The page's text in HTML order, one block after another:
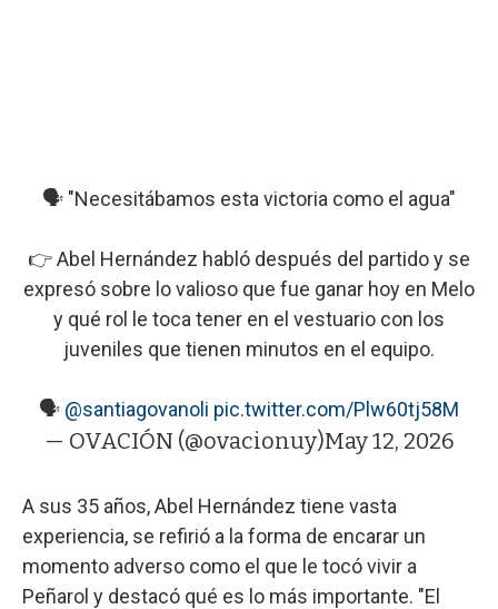
🗣️ "Necesitábamos esta victoria como el agua"
👉 Abel Hernández habló después del partido y se
expresó sobre lo valioso que fue ganar hoy en Melo
y qué rol le toca tener en el vestuario con los
juveniles que tienen minutos en el equipo.
🗣️ @santiagovanoli pic.twitter.com/Plw60tj58M
— OVACIÓN (@ovacionuy)May 12, 2026
A sus 35 años, Abel Hernández tiene vasta
experiencia, se refirió a la forma de encarar un
momento adverso como el que le tocó vivir a
Peñarol y destacó qué es lo más importante. "El